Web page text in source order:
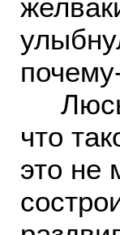
что
это не